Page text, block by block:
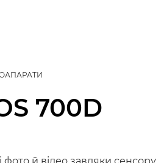
700D
фото й відео завдяки сенсору